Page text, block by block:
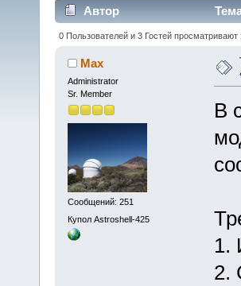
Автор
0 Пользователей и 3 Гостей просматривают
Max
Administrator
Sr. Member
Сообщений: 251
Купол Astroshell-425
В
1.
2.